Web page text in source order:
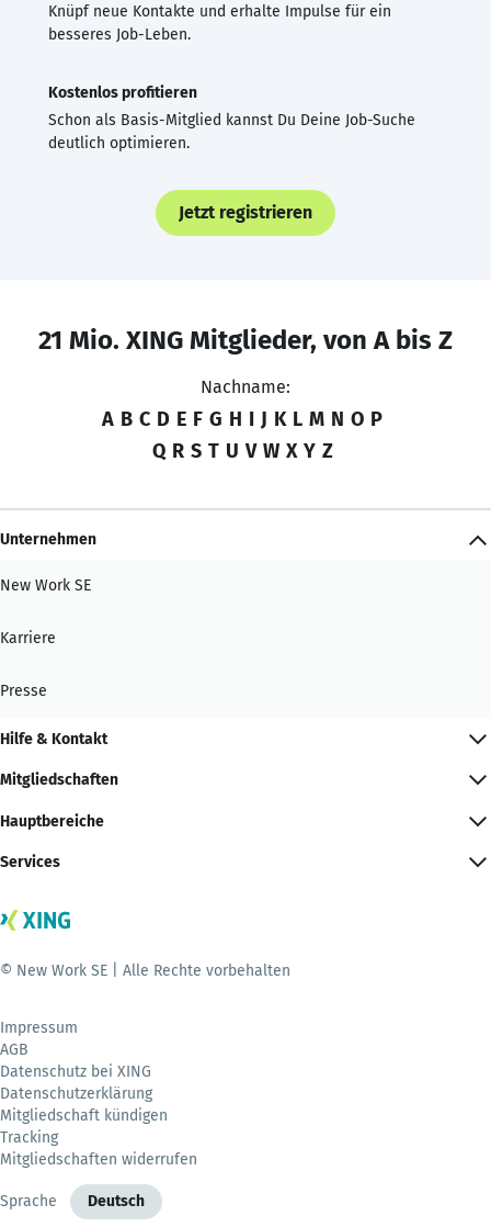
Knüpf neue Kontakte und erhalte Impulse für ein
besseres Job-Leben.
Kostenlos profitieren
Schon als Basis-Mitglied kannst Du Deine Job-Suche
deutlich optimieren.
Jetzt registrieren
21 Mio. XING Mitglieder, von A bis Z
Nachname:
A B C D E F G H I J K L M N O P
Q R S T U V W X Y Z
Unternehmen
New Work SE
Karriere
Presse
Hilfe & Kontakt
Mitgliedschaften
Hauptbereiche
Services
© New Work SE | Alle Rechte vorbehalten
Impressum
AGB
Datenschutz bei XING
Datenschutzerklärung
Mitgliedschaft kündigen
Tracking
Mitgliedschaften widerrufen
Sprache Deutsch